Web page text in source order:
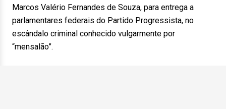
Marcos Valério Fernandes de Souza, para entrega a
parlamentares federais do Partido Progressista, no
escândalo criminal conhecido vulgarmente por
“mensalão”.